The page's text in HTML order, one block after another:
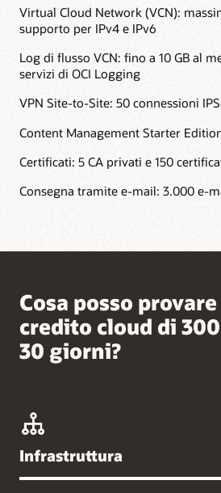
Virtual Cloud Network (VCN):
supporto per IPv4 e IPv6
Log di flusso VCN: fino a 10 GB al
servizi di OCI Logging
VPN Site-to-Site: 50 connessioni
Content Management Starter
Certificati: 5 CA privati e 150
Consegna tramite e-mail: 3.000 e-
Cosa posso
credito cloud di
30 giorni?
Infrastruttura